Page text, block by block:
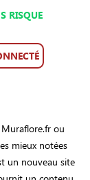
RISQUE
ou
mieux notées
un nouveau site